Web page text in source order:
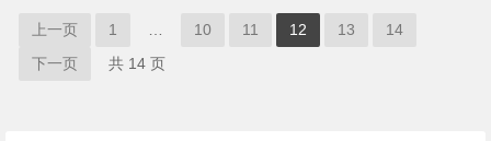
上一页 1 … 10 11 12 13
14
下一页
共 14 页